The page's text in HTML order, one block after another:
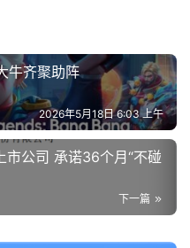
牛齐聚助阵
2026年5月18日 6:03 上午
市公司 承诺36个月“不碰
下一篇